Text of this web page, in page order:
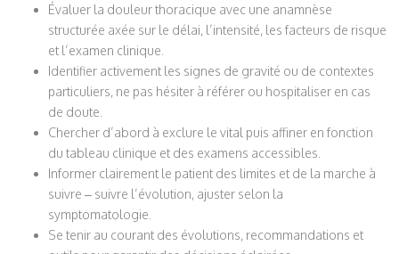
Évaluer la douleur thoracique avec une anamnèse
structurée axée sur le délai, l’intensité, les facteurs de risque
et l’examen clinique.
Identifier activement les signes de gravité ou de contextes
particuliers, ne pas hésiter à référer ou hospitaliser en cas
de doute.
Chercher d’abord à exclure le vital puis affiner en fonction
du tableau clinique et des examens accessibles.
Informer clairement le patient des limites et de la marche à
suivre – suivre l’évolution, ajuster selon la
symptomatologie.
Se tenir au courant des évolutions, recommandations et